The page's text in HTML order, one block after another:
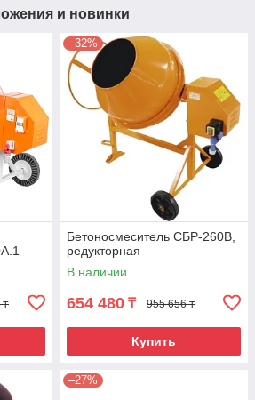
и новинки
₸
–32%
Бетоносмеситель СБР-260В,
редукторная
В наличии
654 480 ₸ 955 656 ₸
Купить
–27%